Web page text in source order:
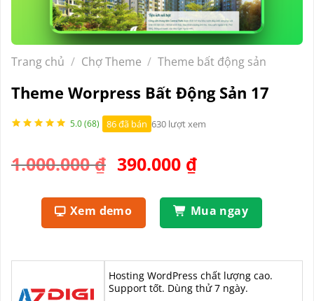
Trang chủ / Chợ Theme / Theme bất động sản
Theme Worpress Bất Động Sản 17
5.0 (68) 86 đã bán 630 lượt xem
1.000.000₫ Giá
là:
1.000.000 ₫.
390.000 ₫Giá
tại
là:
Xem demo Mua ngay
Hosting WordPress chất lượng cao.
Support tốt. Dùng thử 7 ngày.